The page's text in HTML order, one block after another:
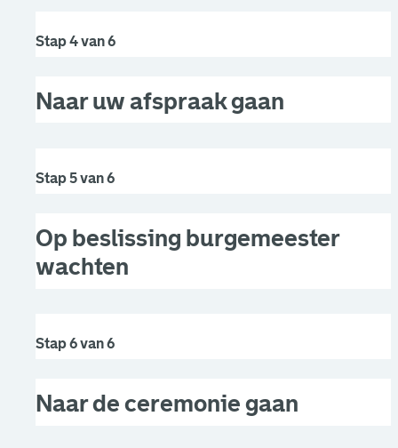
Stap 4 van 6
Naar uw afspraak gaan
Stap 5 van 6
Op beslissing burgemeester
wachten
Stap 6 van 6
Naar de ceremonie gaan